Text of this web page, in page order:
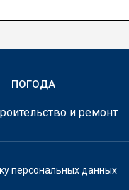
ПОГОДА
и ремонт
персональных данных